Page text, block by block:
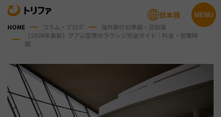
MENU
日本語
HOME コラム・ブログ
海外旅行の準備・豆知識
【2026年最新】グアム空港のラウンジ完全ガイド｜料金・営業時
間